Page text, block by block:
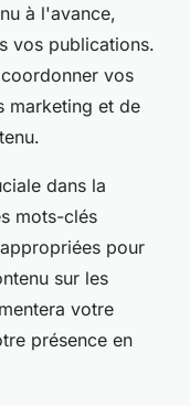
à l'avance,
vos publications.
vos
marketing et de
dans la
mots-clés
pour
sur les
votre
présence en